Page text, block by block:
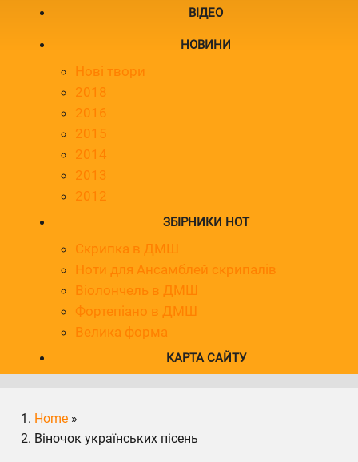
ВІДЕО
НОВИНИ
Нові твори
2018
2016
2015
2014
2013
2012
ЗБІРНИКИ НОТ
Скрипка в ДМШ
Ноти для Ансамблей скрипалів
Віолончель в ДМШ
Фортепіано в ДМШ
Велика форма
КАРТА САЙТУ
Home»
Віночок українських пісень